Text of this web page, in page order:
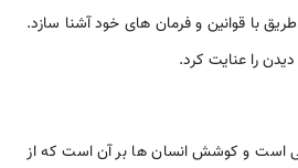
با قوانین و فرمان های خود آشنا سازد.
را عنایت کرد.
است و کوشش انسان ها بر آن است که از